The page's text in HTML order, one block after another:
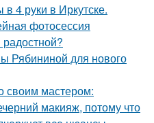
4 руки в Иркутске.
фотосессия
Рябининой для нового
своим мастером:
макияж, потому что